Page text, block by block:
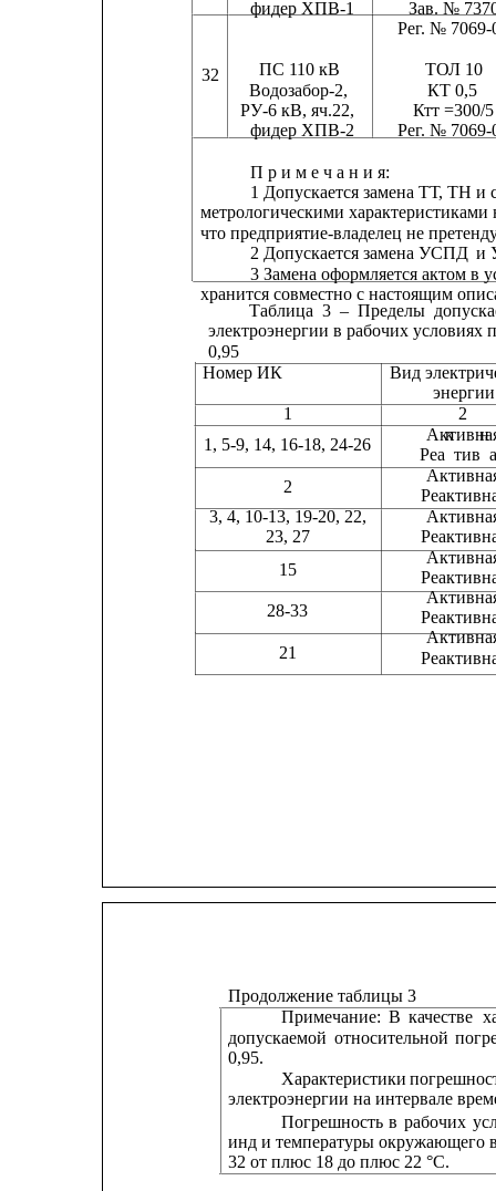
32
фидер ХПВ-1
Зав. №
ПС 110 кВ
ТОЛ 10
Водозабор-2,
РУ-6 кВ, яч.22,
Ктт
фидер ХПВ-2
Рег. № 7069-
П р и м е ч а н и я:
1 Допускается замена ТТ, ТН и
метрологическими
что предприятие-владелец не
2 Допускается замена УСПД и
3 Замена оформляется актом
хранится совместно с настоящим
2
15
28-33
21
Таблица 3 – Пределы
электроэнергии в рабочих условиях
0,95
Номер ИК
Вид
1
2
1, 5-9, 14, 16-18, 24-26
Реа
к
тив
н
3, 4, 10-13, 19-20, 22,
23, 27
Продолжение таблицы 3
Примечание: В качестве
допускаемой относительной
0,95.
Характеристики
электроэнергии на интервале
Погрешность в рабочих
инд и температуры окружающего
32 от плюс 18 до плюс 22 °C.